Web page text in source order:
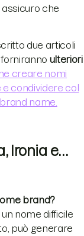
che
due articoli
ulteriori
creare nomi
e condividere col
name.
Ironia e…
brand?
nome difficile
può generare